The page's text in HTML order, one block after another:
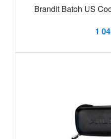
Brandit Batoh US
1